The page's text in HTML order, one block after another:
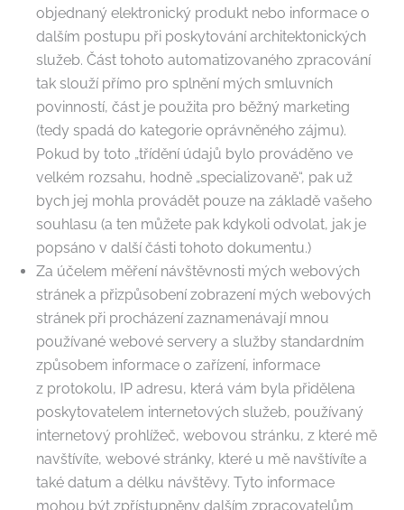
objednaný elektronický produkt nebo informace o
dalším postupu při poskytování architektonických
služeb. Část tohoto automatizovaného zpracování
tak slouží přímo pro splnění mých smluvních
povinností, část je použita pro běžný marketing
(tedy spadá do kategorie oprávněného zájmu).
Pokud by toto „třídění údajů bylo prováděno ve
velkém rozsahu, hodně „specializovaně“, pak už
bych jej mohla provádět pouze na základě vašeho
souhlasu (a ten můžete pak kdykoli odvolat, jak je
popsáno v další části tohoto dokumentu.)
Za účelem měření návštěvnosti mých webových
stránek a přizpůsobení zobrazení mých webových
stránek při procházení zaznamenávají mnou
používané webové servery a služby standardním
způsobem informace o zařízení, informace
z protokolu, IP adresu, která vám byla přidělena
poskytovatelem internetových služeb, používaný
internetový prohlížeč, webovou stránku, z které mě
navštívíte, webové stránky, které u mě navštívíte a
také datum a délku návštěvy. Tyto informace
mohou být zpřístupněny dalším zpracovatelům